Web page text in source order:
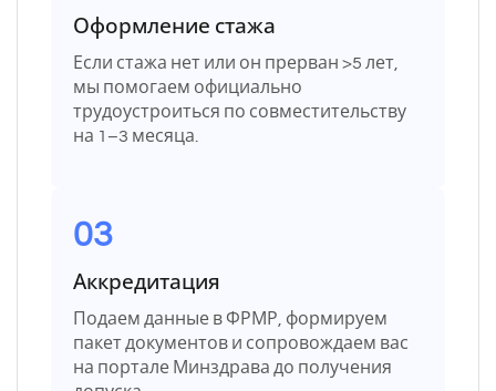
Оформление стажа
Если стажа нет или он прерван >5 лет,
мы помогаем официально
трудоустроиться по совместительству
на 1–3 месяца.
03
Аккредитация
Подаем данные в ФРМР, формируем
пакет документов и сопровождаем вас
на портале Минздрава до получения